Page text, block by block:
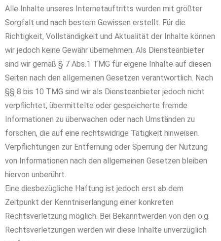
Alle Inhalte unseres Internetauftritts wurden mit größter
Sorgfalt und nach bestem Gewissen erstellt. Für die
Richtigkeit, Vollständigkeit und Aktualität der Inhalte können
wir jedoch keine Gewähr übernehmen. Als Diensteanbieter
sind wir gemäß § 7 Abs.1 TMG für eigene Inhalte auf diesen
Seiten nach den allgemeinen Gesetzen verantwortlich. Nach
§§ 8 bis 10 TMG sind wir als Diensteanbieter jedoch nicht
verpflichtet, übermittelte oder gespeicherte fremde
Informationen zu überwachen oder nach Umständen zu
forschen, die auf eine rechtswidrige Tätigkeit hinweisen.
Verpflichtungen zur Entfernung oder Sperrung der Nutzung
von Informationen nach den allgemeinen Gesetzen bleiben
hiervon unberührt.
Eine diesbezügliche Haftung ist jedoch erst ab dem
Zeitpunkt der Kenntniserlangung einer konkreten
Rechtsverletzung möglich. Bei Bekanntwerden von den o.g.
Rechtsverletzungen werden wir diese Inhalte unverzüglich